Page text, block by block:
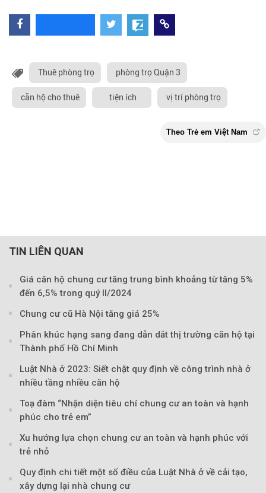
Thuê phòng trọ phòng trọ Quận 3
căn hộ cho thuê tiện ích vị trí phòng trọ
Theo Trẻ em Việt
TIN LIÊN QUAN
Giá căn hộ chung cư tăng trung bình khoảng từ tăng 5%
đến 6,5% trong quý II/2024
Chung cư cũ Hà Nội tăng giá 25%
Phân khúc hạng sang đang dẫn dắt thị trường căn hộ tại
Thành phố Hồ Chí Minh
Luật Nhà ở 2023: Siết chặt quy định về công trình nhà ở
nhiều tầng nhiều căn hộ
Toạ đàm “Nhận diện tiêu chí chung cư an toàn và hạnh
phúc cho trẻ em”
Xu hướng lựa chọn chung cư an toàn và hạnh phúc với
trẻ nhỏ
Quy định chi tiết một số điều của Luật Nhà ở về cải tạo,
xây dựng lại nhà chung cư